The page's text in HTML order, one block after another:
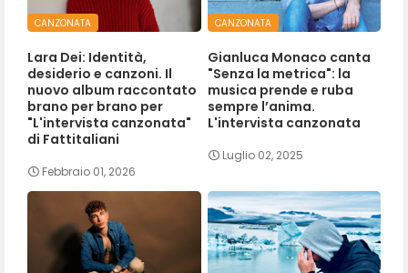
CANZONATA
Lara Dei: Identità,
desiderio e canzoni. Il
nuovo album raccontato
brano per brano per
"L'intervista canzonata"
di Fattitaliani
Febbraio 01, 2026
CANZONATA
Gianluca Monaco canta
"Senza la metrica": la
musica prende e ruba
sempre l’anima.
L'intervista canzonata
Luglio 02, 2025